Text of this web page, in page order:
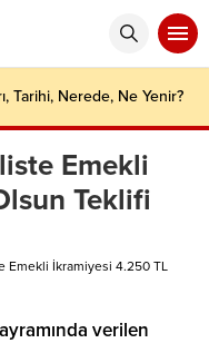
Tarihi, Nerede, Ne Yenir?
Emekli
Teklifi
Emekli İkramiyesi 4.250 TL
verilen